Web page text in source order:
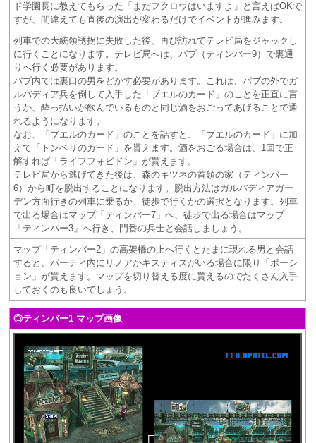
ド学園長に教えてもらった「まだフクロウはいますよ」と言えばOKで
すが、間違えても直後の演出が変わるだけでイベントが進みます。
列車での大統領誘拐に失敗した後、再び訪れてテレビ局をジャックし
に行くことになります。テレビ局へは、パブ（ティンバー9）で裏通
りへ行く必要があります。
パブ内では裏口の男をどかす必要があります。これは、パブの外でガ
ルバディア兵を倒して入手した「ブエルのカード」のことを正直に言
うか、酔っ払いが飲んでいるものと同じ酒をおごってあげることで通
れるようになります。
なお、「ブエルのカード」のことを話すと、「ブエルのカード」に加
えて「トンベリのカード」を貰えます。酒をおごる場合は、1回で正
解すれば「ライフフォビドン」が貰えます。
テレビ局から逃げてきた後は、森のキツネの首領の家（ティンバー
6）から町を脱出することになります。脱出方法はガルバディアガー
デン方面行きの列車に乗るか、徒歩で行くかの選択となります。列車
で出る場合はマップ「ティンバー7」へ、徒歩で出る場合はマップ
「ティンバー3」へ行き、門番の兵士と会話しましょう。
マップ「ティンバー2」の高架橋の上へ行くとたまに現れる男と会話
すると、パーティ内にリノアかキスティスがいる場合に限り「ポーシ
ョン」が貰えます。マップを切り替える度に貰えるのでたくさん入手
しておくのも良いでしょう。
◎ティンバー1 マップ画像